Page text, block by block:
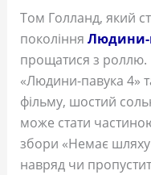
Том Голланд, який
покоління Людини-
прощатися з роллю.
«Людини-павука 4»
фільму, шостий
може стати
збори «Немає
навряд чи